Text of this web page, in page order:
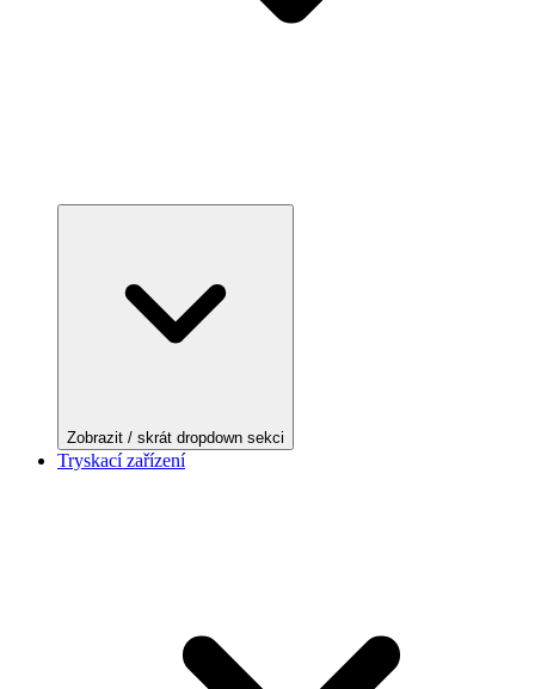
Zobrazit / skrát dropdown sekci
Tryskací zařízení